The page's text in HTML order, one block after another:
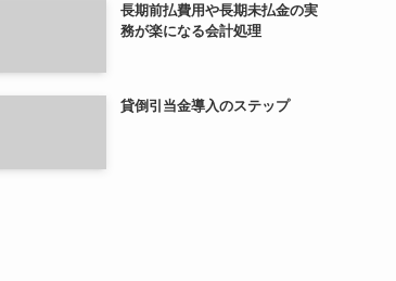
長期前払費用や長期未払金の実
務が楽になる会計処理
貸倒引当金導入のステップ